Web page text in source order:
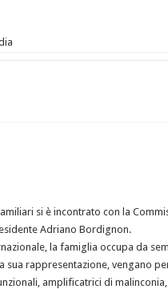
si è incontrato con la
Adriano Bordignon.
la famiglia occupa da
sua rappresentazione, vengano
amplificatrici di